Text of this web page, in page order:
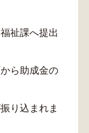
祉課へ提出
ら助成金の
り込まれま